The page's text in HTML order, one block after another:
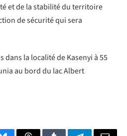
et de la stabilité du territoire
de sécurité qui sera
dans la localité de Kasenyi à 55
au bord du lac Albert